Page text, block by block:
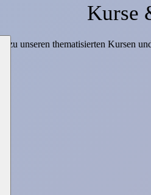
Kurse
zu unseren thematisierten Kursen